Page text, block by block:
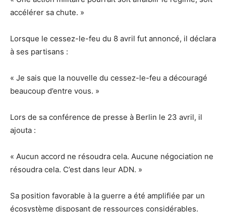
accélérer sa chute. »
Lorsque le cessez-le-feu du 8 avril fut annoncé, il déclara
à ses partisans :
« Je sais que la nouvelle du cessez-le-feu a découragé
beaucoup d’entre vous. »
Lors de sa conférence de presse à Berlin le 23 avril, il
ajouta :
« Aucun accord ne résoudra cela. Aucune négociation ne
résoudra cela. C’est dans leur ADN. »
Sa position favorable à la guerre a été amplifiée par un
écosystème disposant de ressources considérables.